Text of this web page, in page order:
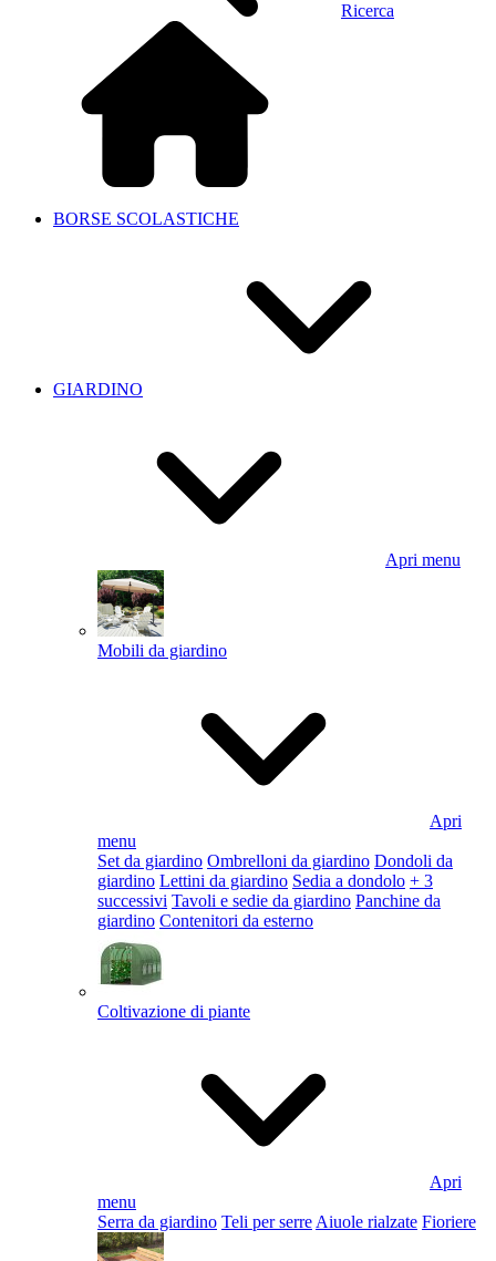
Ricerca
BORSE SCOLASTICHE
GIARDINO
Apri menu
Mobili da giardino
Apri
menu
Set da giardino Ombrelloni da giardino Dondoli da
giardino Lettini da giardino Sedia a dondolo + 3
successivi Tavoli e sedie da giardino Panchine da
giardino Contenitori da esterno
Coltivazione di piante
Apri
menu
Serra da giardino Teli per serre Aiuole rialzate Fioriere